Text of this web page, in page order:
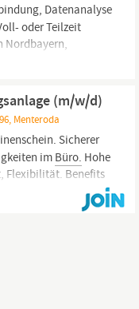
Datenanalyse
oder Teilzeit
Nordbayern,
und
Als Großhändler
und
(m/w/d)
Menteroda
Sicherer
im Büro. Hohe
Flexibilität. Benefits
und